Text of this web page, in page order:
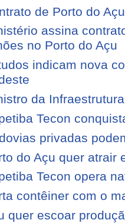
de Porto do
assina
no Porto do Açu
indicam nova
da
Tecon
privadas
do Açu quer atrair
Tecon opera
contêiner com o
quer escoar